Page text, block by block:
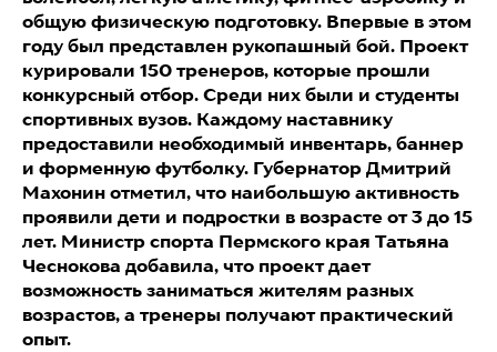
общую физическую подготовку. Впервые в этом
году был представлен рукопашный бой. Проект
курировали 150 тренеров, которые прошли
конкурсный отбор. Среди них были и студенты
спортивных вузов. Каждому наставнику
предоставили необходимый инвентарь, баннер
и форменную футболку. Губернатор Дмитрий
Махонин отметил, что наибольшую активность
проявили дети и подростки в возрасте от 3 до 15
лет. Министр спорта Пермского края Татьяна
Чеснокова добавила, что проект дает
возможность заниматься жителям разных
возрастов, а тренеры получают практический
опыт.